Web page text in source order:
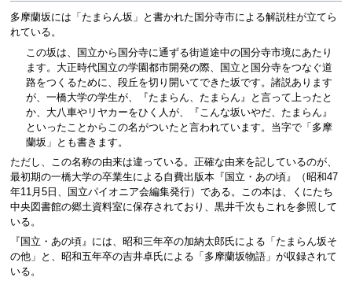
多摩蘭坂には「たまらん坂」と書かれた国分寺市による解説柱が立てら
れている。
この坂は、国立から国分寺に通ずる街道途中の国分寺市境にあたり
ます。大正時代国立の学園都市開発の際、国立と国分寺をつなぐ道
路をつくるために、段丘を切り開いてできた坂です。諸説あります
が、一橋大学の学生が、『たまらん、たまらん』と言って上ったと
か、大八車やリヤカーをひく人が、『こんな坂いやだ、たまらん』
といったことからこの名がついたと言われています。当字で「多摩
蘭坂」とも書きます。
ただし、この名称の由来は違っている。正確な由来を記しているのが、
最初期の一橋大学の卒業生による自費出版本『国立・あの頃』（昭和47
年11月5日、国立パイオニア会編集発行）である。この本は、くにたち
中央図書館の郷土資料室に保存されており、黒井千次もこれを参照して
いる。
『国立・あの頃』には、昭和三年卒の加納太郎氏による「たまらん坂そ
の他」と、昭和五年卒の吉井卓氏による「多摩蘭坂物語」が収録されて
いる。